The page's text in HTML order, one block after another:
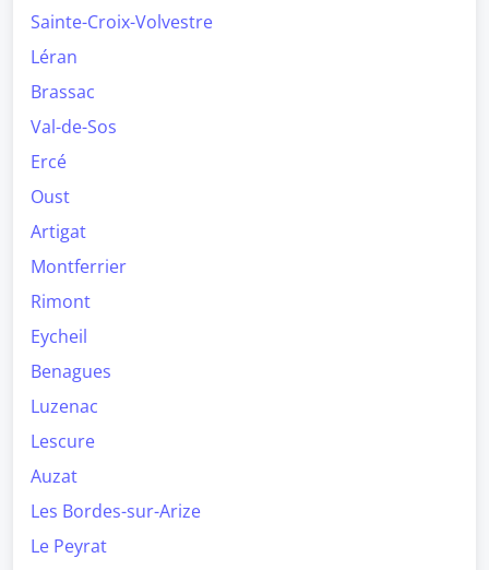
Sainte-Croix-Volvestre
Léran
Brassac
Val-de-Sos
Ercé
Oust
Artigat
Montferrier
Rimont
Eycheil
Benagues
Luzenac
Lescure
Auzat
Les Bordes-sur-Arize
Le Peyrat